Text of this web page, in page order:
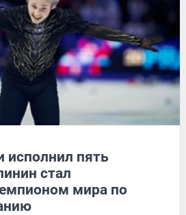
исполнил пять
стал
мира по